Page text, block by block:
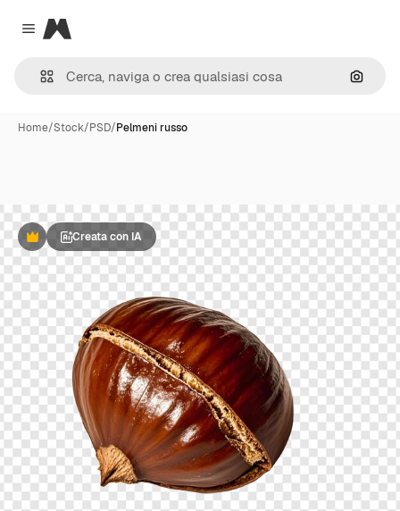
Close menu
Magnific
Cerca
Home/Stock/PSD/Pelmeni russo
PremiumCreata con IA